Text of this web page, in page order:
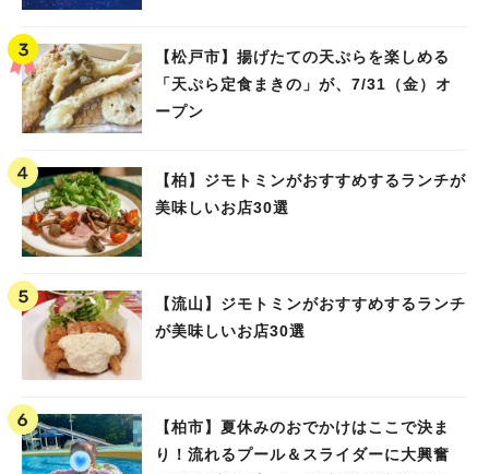
【松戸市】揚げたての天ぷらを楽しめる
「天ぷら定食まきの」が、7/31（金）オ
ープン
【柏】ジモトミンがおすすめするランチが
美味しいお店30選
【流山】ジモトミンがおすすめするランチ
が美味しいお店30選
【柏市】夏休みのおでかけはここで決ま
り！流れるプール＆スライダーに大興奮